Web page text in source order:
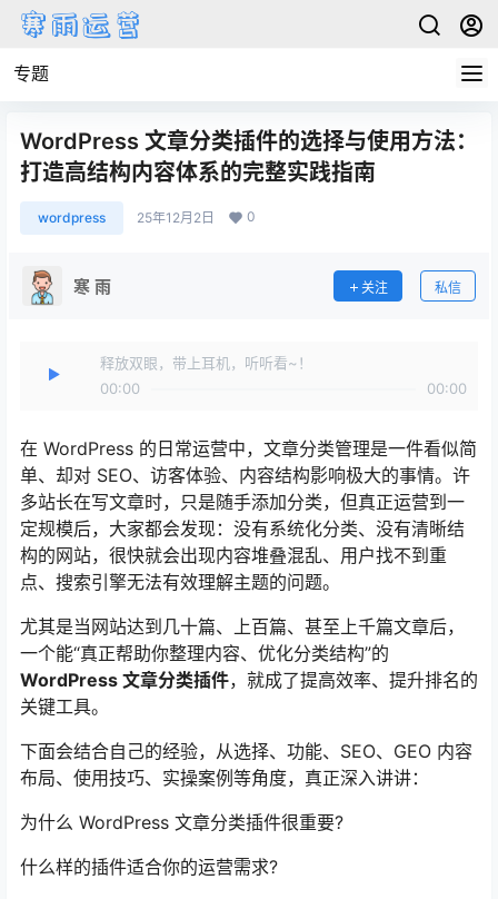
专题
WordPress 文章分类插件的选择与使用方法：
打造高结构内容体系的完整实践指南
wordpress 25年12月2日 0
寒 雨 关注 私信
释放双眼，带上耳机，听听看~！
00:00
00:00
在 WordPress 的日常运营中，文章分类管理是一件看似简
单、却对 SEO、访客体验、内容结构影响极大的事情。许
多站长在写文章时，只是随手添加分类，但真正运营到一
定规模后，大家都会发现：没有系统化分类、没有清晰结
构的网站，很快就会出现内容堆叠混乱、用户找不到重
点、搜索引擎无法有效理解主题的问题。
尤其是当网站达到几十篇、上百篇、甚至上千篇文章后，
一个能“真正帮助你整理内容、优化分类结构”的
WordPress 文章分类插件，就成了提高效率、提升排名的
关键工具。
下面会结合自己的经验，从选择、功能、SEO、GEO 内容
布局、使用技巧、实操案例等角度，真正深入讲讲：
为什么 WordPress 文章分类插件很重要?
什么样的插件适合你的运营需求?